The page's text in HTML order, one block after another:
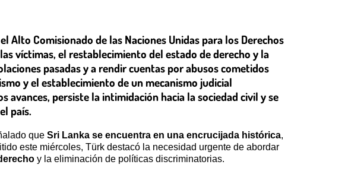
Comisionado de las Naciones Unidas para los Derechos
víctimas, el restablecimiento del estado de derecho y la
pasadas y a rendir cuentas por abusos cometidos
y el establecimiento de un mecanismo judicial
avances, persiste la intimidación hacia la sociedad civil y se
país.
que Sri Lanka se encuentra en una encrucijada histórica,
este miércoles, Türk destacó la necesidad urgente de abordar
y la eliminación de políticas discriminatorias.